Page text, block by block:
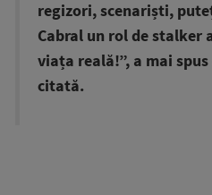
regizori, scenariști,
Cabral un rol de stalker
viața reală!”, a mai
citată.